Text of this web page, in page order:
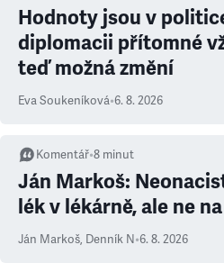
Hodnoty jsou v
diplomacii přítomné
teď možná změní
Eva Soukeníková•6. 8. 2026
Komentář•8 minut
Ján Markoš:
lék v lékárně, ale ne
Ján Markoš, Denník N•6. 8. 2026